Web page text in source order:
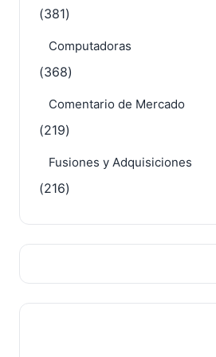
(381)
Computadoras
(368)
Comentario de Mercado
(219)
Fusiones y Adquisiciones
(216)